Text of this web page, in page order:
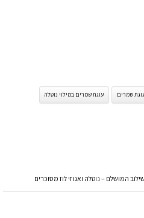
שמרים עוגת שמרים במילוי נוטלה
המושלם – נוטלה ואגוזי לוז מסוכרים